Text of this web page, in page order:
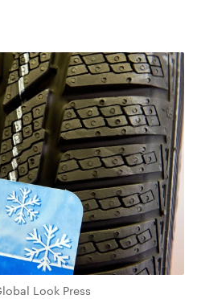
Look Press